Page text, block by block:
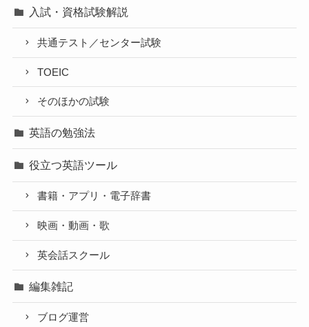
入試・資格試験解説
共通テスト／センター試験
TOEIC
そのほかの試験
英語の勉強法
役立つ英語ツール
書籍・アプリ・電子辞書
映画・動画・歌
英会話スクール
編集雑記
ブログ運営